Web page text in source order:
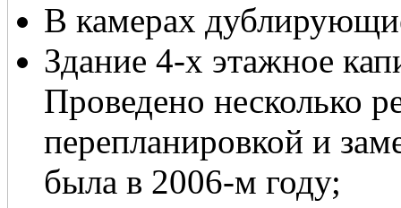
В камерах
Здание 4-х этажное
Проведено несколько
перепланировкой и
была в 2006-м году;